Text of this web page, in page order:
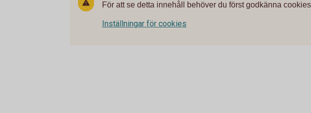
För att se detta innehåll behöver du först godkänna
Inställningar för cookies